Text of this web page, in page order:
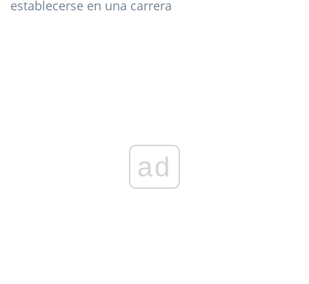
establecerse en una carrera
ad